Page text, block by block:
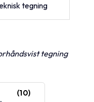
tegning
tegning
(10)